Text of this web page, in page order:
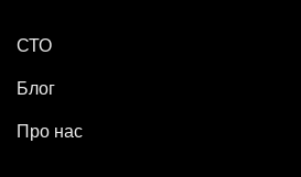
СТО
Блог
Про нас